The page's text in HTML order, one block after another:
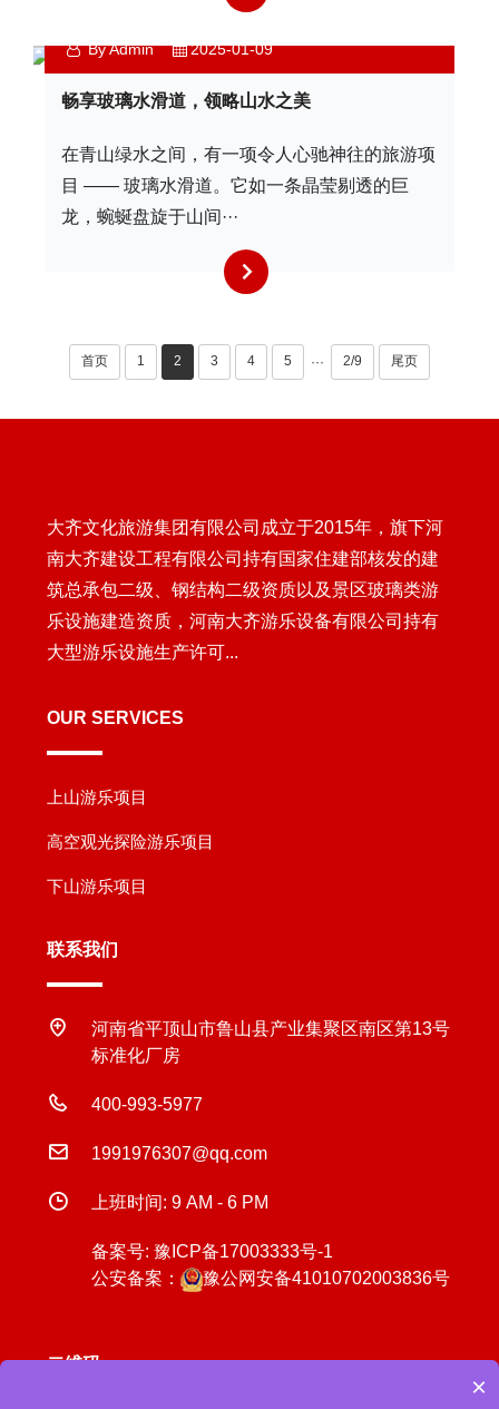
By Admin 2025-01-09
畅享玻璃水滑道，领略山水之美
在青山绿水之间，有一项令人心驰神往的旅游项
目 —— 玻璃水滑道。它如一条晶莹剔透的巨
龙，蜿蜒盘旋于山间···
首页 1 2 3 4 5 ··· 2/9 尾页
大齐文化旅游集团有限公司成立于2015年，旗下河
南大齐建设工程有限公司持有国家住建部核发的建
筑总承包二级、钢结构二级资质以及景区玻璃类游
乐设施建造资质，河南大齐游乐设备有限公司持有
大型游乐设施生产许可...
OUR SERVICES
上山游乐项目
高空观光探险游乐项目
下山游乐项目
联系我们
河南省平顶山市鲁山县产业集聚区南区第13号
标准化厂房
400-993-5977
1991976307@qq.com
上班时间: 9 AM - 6 PM
备案号: 豫ICP备17003333号-1
公安备案：
豫公网安备41010702003836号
二维码
×